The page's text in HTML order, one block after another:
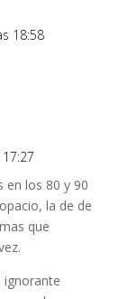
18:58
en los 80 y 90
la de de
que
ignorante